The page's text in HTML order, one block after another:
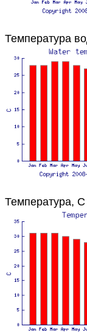
Температура
Температура, C